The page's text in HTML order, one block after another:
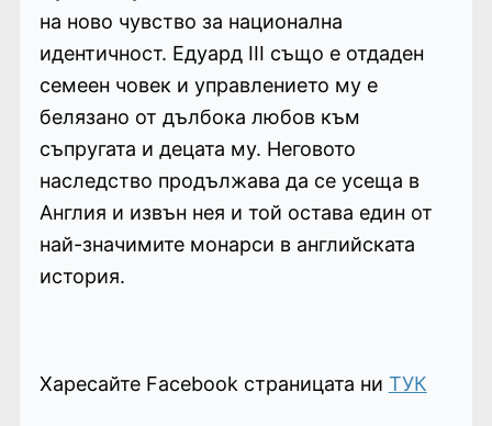
на ново чувство за национална
идентичност. Едуард III също е отдаден
семеен човек и управлението му е
белязано от дълбока любов към
съпругата и децата му. Неговото
наследство продължава да се усеща в
Англия и извън нея и той остава един от
най-значимите монарси в английската
история.
Харесайте Facebook страницата ни ТУК